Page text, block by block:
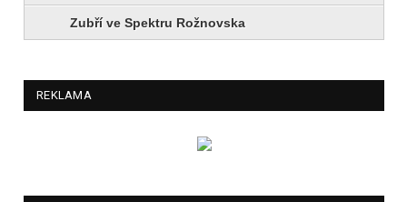
Zubří ve Spektru Rožnovska
REKLAMA